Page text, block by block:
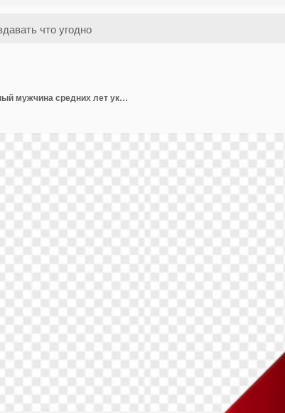
ПСД прозрачный фон коллеги привлекательный мужчина средних лет указывает на экран ноутбука смотрит на радостную женщину жестикулирует сидит за столом в офисе png